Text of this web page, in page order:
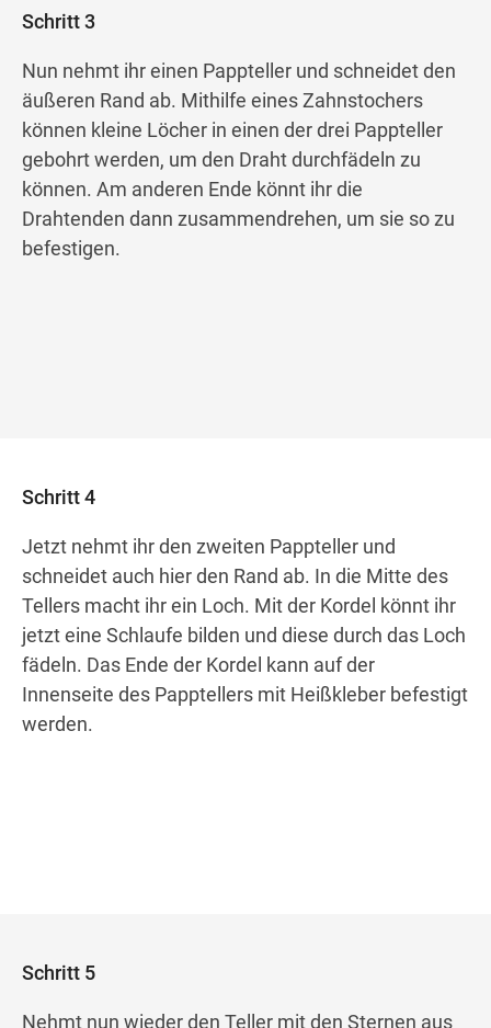
Schritt 3
Nun nehmt ihr einen Pappteller und schneidet den
äußeren Rand ab. Mithilfe eines Zahnstochers
können kleine Löcher in einen der drei Pappteller
gebohrt werden, um den Draht durchfädeln zu
können. Am anderen Ende könnt ihr die
Drahtenden dann zusammendrehen, um sie so zu
befestigen.
Schritt 4
Jetzt nehmt ihr den zweiten Pappteller und
schneidet auch hier den Rand ab. In die Mitte des
Tellers macht ihr ein Loch. Mit der Kordel könnt ihr
jetzt eine Schlaufe bilden und diese durch das Loch
fädeln. Das Ende der Kordel kann auf der
Innenseite des Papptellers mit Heißkleber befestigt
werden.
Schritt 5
Nehmt nun wieder den Teller mit den Sternen aus